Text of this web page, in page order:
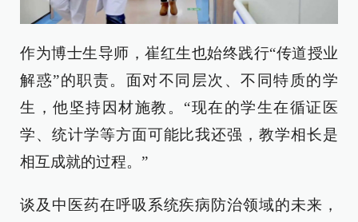
作为博士生导师，崔红生也始终践行“传道授业
解惑”的职责。面对不同层次、不同特质的学
生，他坚持因材施教。“现在的学生在循证医
学、统计学等方面可能比我还强，教学相长是
相互成就的过程。”
谈及中医药在呼吸系统疾病防治领域的未来，